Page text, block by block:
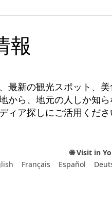
報
最新の観光スポット、
から、地元の人しか知
ィア探しにご活用くだ
🌐 Visit in
Français Español